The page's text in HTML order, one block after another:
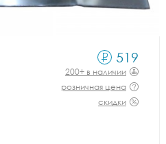
519
200+ в наличии
розничная цена
скидки